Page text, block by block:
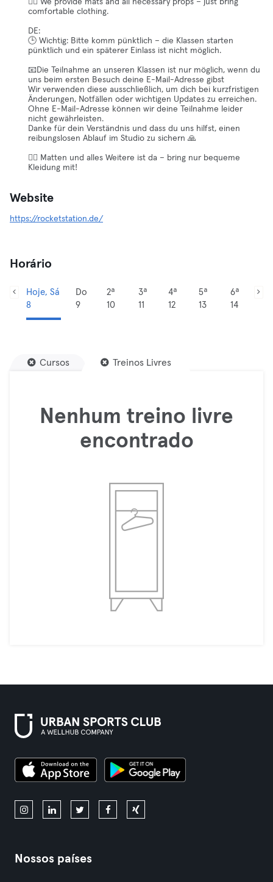
🧘‍♀️ We provide mats and all necessary props – just bring
comfortable clothing.
DE:
🕒 Wichtig: Bitte komm pünktlich – die Klassen starten
pünktlich und ein späterer Einlass ist nicht möglich.
📧Die Teilnahme an unseren Klassen ist nur möglich, wenn du
uns beim ersten Besuch deine E-Mail-Adresse gibst
Wir verwenden diese ausschließlich, um dich bei kurzfristigen
Änderungen, Notfällen oder wichtigen Updates zu erreichen.
Ohne E-Mail-Adresse können wir deine Teilnahme leider
nicht gewährleisten.
Danke für dein Verständnis und dass du uns hilfst, einen
reibungslosen Ablauf im Studio zu sichern 🙏
🧘‍♀️ Matten und alles Weitere ist da – bring nur bequeme
Kleidung mit!
Website
https://rocketstation.de/
Horário
Hoje, Sá
8
Do
9
2ª
10
3ª
11
4ª
12
5ª
13
6ª
14
Cursos Treinos Livres
Nenhum treino livre
encontrado
Nossos países